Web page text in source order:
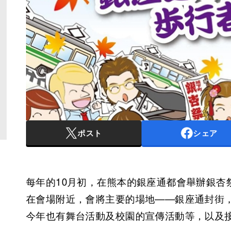
ポスト シェア
每年的10月初，在熊本的銀座通都會舉辦銀杏
在會場附近，會將主要的場地——銀座通封街
今年也有舞台活動及校園的宣傳活動等，以